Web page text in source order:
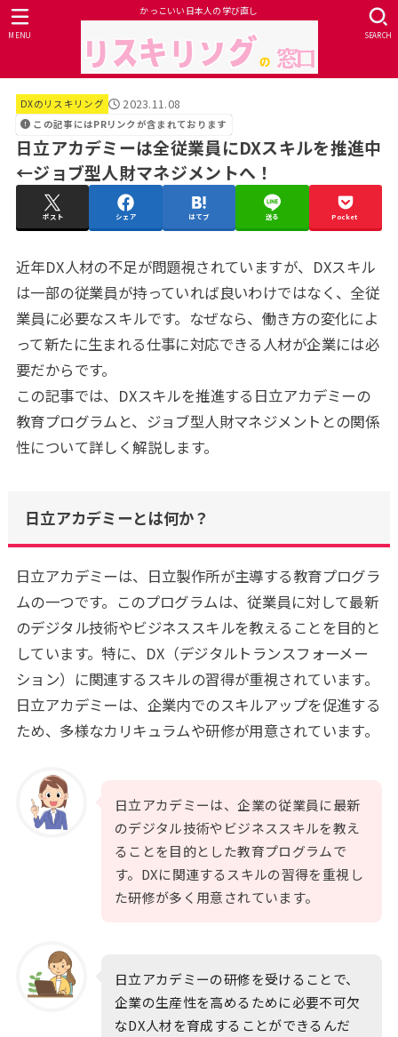
かっこいい日本人の学び直し
SEARCH
MENU
DXのリスキリング 2023.11.08
この記事にはPRリンクが含まれております
日立アカデミーは全従業員にDXスキルを推進中
←ジョブ型人財マネジメントへ！
ポスト シェア はてブ 送る Pocket
近年DX人材の不足が問題視されていますが、DXスキル
は一部の従業員が持っていれば良いわけではなく、全従
業員に必要なスキルです。なぜなら、働き方の変化によ
って新たに生まれる仕事に対応できる人材が企業には必
要だからです。
この記事では、DXスキルを推進する日立アカデミーの
教育プログラムと、ジョブ型人財マネジメントとの関係
性について詳しく解説します。
日立アカデミーとは何か？
日立アカデミーは、日立製作所が主導する教育プログラ
ムの一つです。このプログラムは、従業員に対して最新
のデジタル技術やビジネススキルを教えることを目的と
しています。特に、DX（デジタルトランスフォーメー
ション）に関連するスキルの習得が重視されています。
日立アカデミーは、企業内でのスキルアップを促進する
ため、多様なカリキュラムや研修が用意されています。
日立アカデミーは、企業の従業員に最新
のデジタル技術やビジネススキルを教え
ることを目的とした教育プログラムで
す。DXに関連するスキルの習得を重視し
た研修が多く用意されています。
日立アカデミーの研修を受けることで、
企業の生産性を高めるために必要不可欠
なDX人材を育成することができるんだ